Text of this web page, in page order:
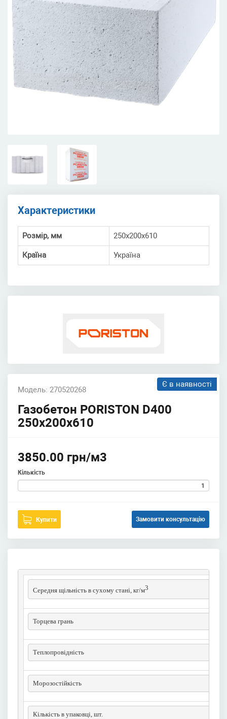
Характеристики
Розмір, мм 250х200х610
Країна Україна
Модель: 270520268
Є в наявності
Газобетон PORISTON D400
250х200х610
3850.00 грн/м3
Кількість
Купити Замовити консультацію
Середня щільність в сухому стані, кг/м3
Торцева грань
Теплопровідність
Морозостійкість
Кількість в упаковці, шт.